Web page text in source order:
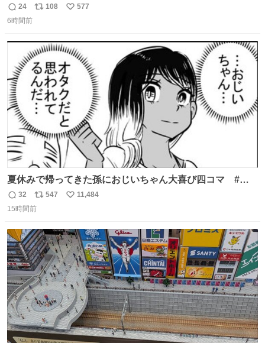
母の郷… 山梨へ遊びに行くのが楽しみでした 母の実家へ 1
ヶ月近く泊まって … … 今の私は 医療従事者 お盆休み？ﾅﾆ
景 淡い記憶 そんな思い出の風景… ありますか？
返
信
24
リ
ト
数
108
い
数
577
6時間前
夏休みで帰ってきた孫におじいちゃん大喜び四コマ #四
コマ漫画 #Web漫画 #漫画が読めるハッシュタグ
返
信
32
リ
ポ
ト
数
547
い
数
11,484
15時間前